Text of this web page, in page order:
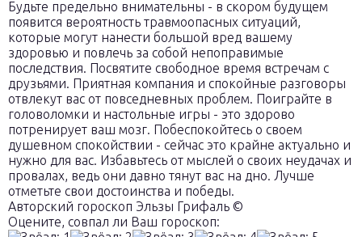
Будьте предельно внимательны - в скором будущем
появится вероятность травмоопасных ситуаций,
которые могут нанести большой вред вашему
здоровью и повлечь за собой непоправимые
последствия. Посвятите свободное время встречам с
друзьями. Приятная компания и спокойные разговоры
отвлекут вас от повседневных проблем. Поиграйте в
головоломки и настольные игры - это здорово
потренирует ваш мозг. Побеспокойтесь о своем
душевном спокойствии - сейчас это крайне актуально и
нужно для вас. Избавьтесь от мыслей о своих неудачах и
провалах, ведь они давно тянут вас на дно. Лучше
отметьте свои достоинства и победы.
Авторский гороскоп Эльзы Грифаль ©
Оцените, совпал ли Ваш гороскоп: